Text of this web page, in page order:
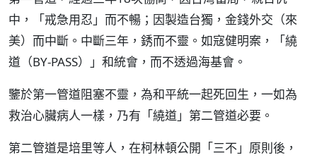
中，「戒急用忍」而不暢；因製造台獨，金錢外交（來
美）而中斷。中斷三年，銹而不靈。如寇健明案，「繞
道（BY-PASS）」和統會，而不透過海基會。
鑒於第一管道阻塞不靈，為和平統一起死回生，一如為
救治心臟病人一樣，乃有「繞道」第二管道必要。
第二管道是培里等人，在柯林頓公開「三不」原則後，